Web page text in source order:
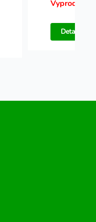
Vyprodáno
Detail